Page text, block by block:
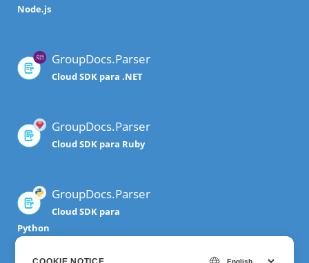
Node.js
GroupDocs.Parser
Cloud SDK para .NET
GroupDocs.Parser
Cloud SDK para Ruby
GroupDocs.Parser
Cloud SDK para
Python